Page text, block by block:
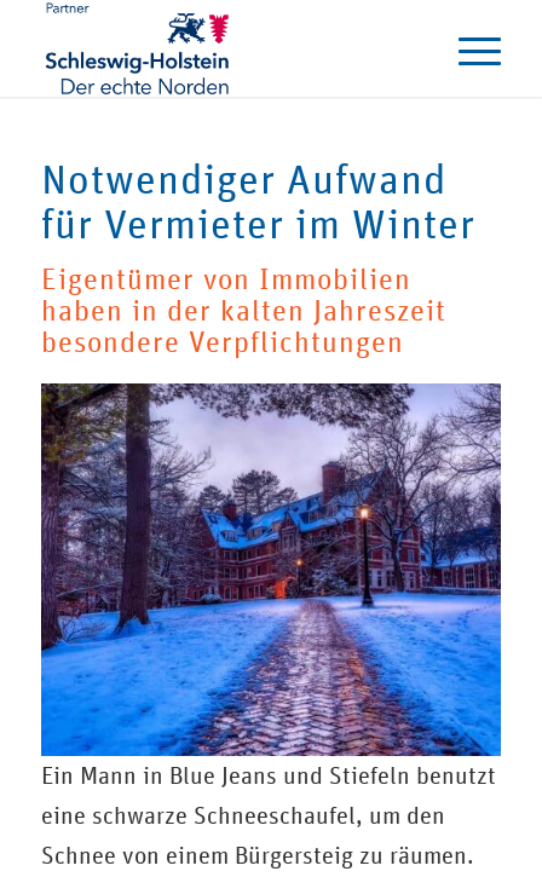
Notwendiger Aufwand
für Vermieter im Winter
Eigentümer von Immobilien
haben in der kalten Jahreszeit
besondere Verpflichtungen
Ein Mann in Blue Jeans und Stiefeln benutzt
eine schwarze Schneeschaufel, um den
Schnee von einem Bürgersteig zu räumen.